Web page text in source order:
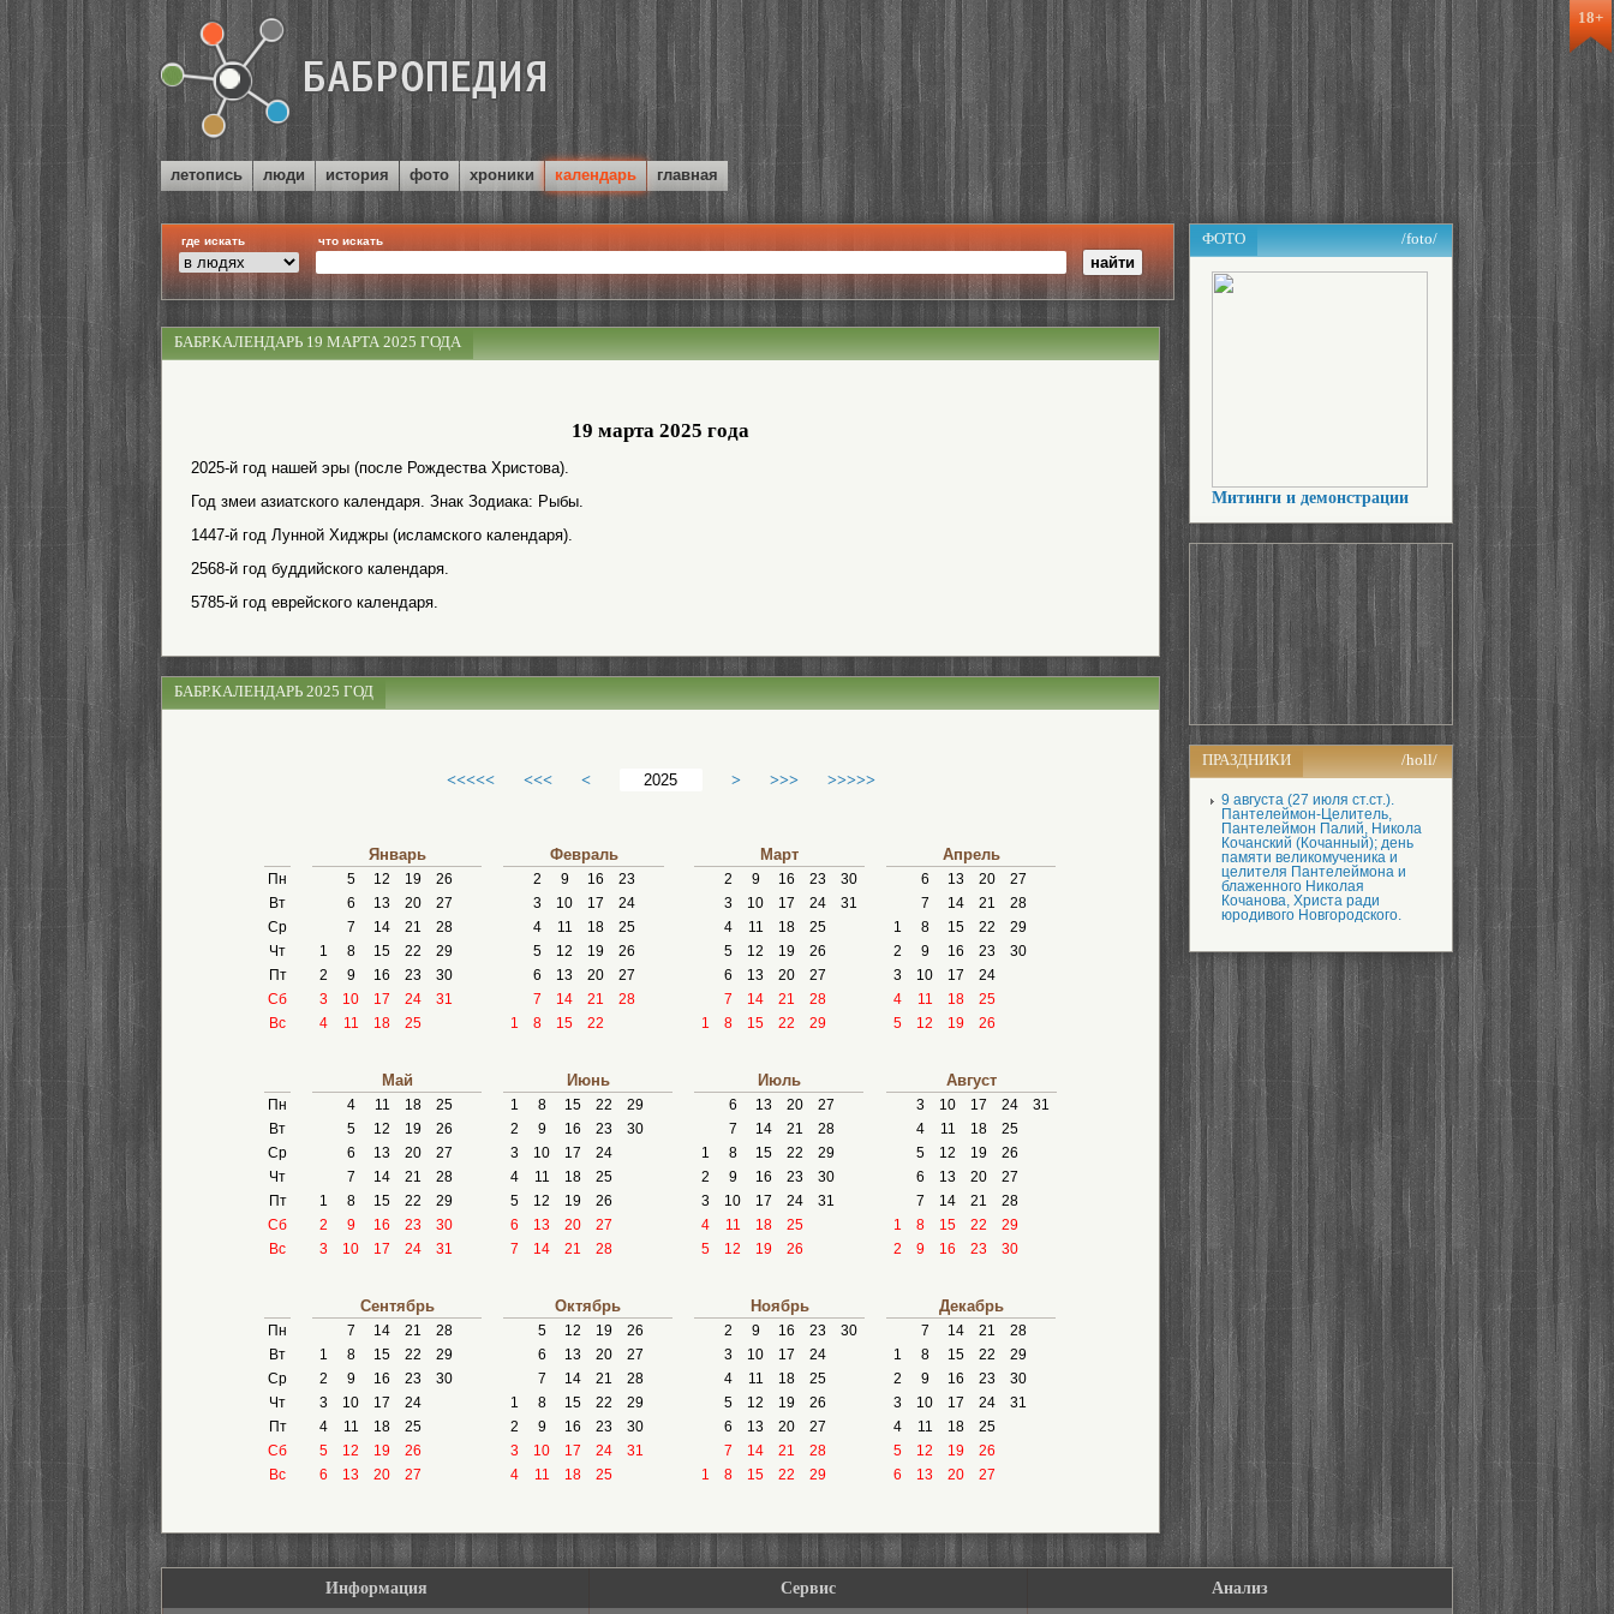
18+
летопись люди история фото хроники календарь главная
где искать что искать ФОТО /foto/
Митинги и демонстрации
ПРАЗДНИКИ /holl/
9 августа (27 июля ст.ст.).
Пантелеймон-Целитель,
Пантелеймон Палий, Никола
Кочанский (Кочанный); день
памяти великомученика и
целителя Пантелеймона и
блаженного Николая
Кочанова, Христа ради
юродивого Новгородского.
БАБР.КАЛЕНДАРЬ 19 МАРТА 2025 ГОДА
19 марта 2025 года
2025-й год нашей эры (после Рождества Христова).
Год змеи азиатского календаря. Знак Зодиака: Рыбы.
1447-й год Лунной Хиджры (исламского календаря).
2568-й год буддийского календаря.
5785-й год еврейского календаря.
БАБР.КАЛЕНДАРЬ 2025 ГОД
<<<<< <<< < > >>> >>>>>
Пн
Вт
Ср
Чт
Пт
Сб
Вс
Январь
5 12 19
26
6
13 20
27
7
14 21
28
1
8 15 22
29
2
9 16 23
30
3
10 17 24
31
4
11 18 25
Февраль
2 9 16
23
3
10 17
24
4
11 18
25
5
12 19
26
6
13 20
27
7
14 21
28
1
8 15 22
Март
2 9 16 23
30
3
10 17 24
31
4
11 18
25
5
12 19
26
6
13 20
27
7
14 21
28
1
8 15 22 29
Апрель
6 13 20
27
7
14 21
28
1
8 15 22
29
2
9 16 23
30
3
10 17
24
4
11 18
25
5
12 19 26
Пн
Вт
Ср
Чт
Пт
Сб
Вс
Май
4 11 18
25
5
12 19
26
6
13 20
27
7
14 21
28
1
8 15 22
29
2
9 16 23
30
3
10 17 24 31
Июнь
1 8 15 22
29
2
9 16 23
30
3
10 17
24
4
11 18
25
5
12 19
26
6
13 20
27
7
14 21 28
Июль
6 13 20
27
7
14 21
28
1
8 15 22
29
2
9 16 23
30
3
10 17 24
31
4
11 18
25
5
12 19 26
Август
3 10 17 24
31
4
11 18
25
5
12 19
26
6
13 20
27
7
14 21
28
1
8 15 22
29
2
9 16 23 30
Пн
Вт
Ср
Чт
Пт
Сб
Вс
Сентябрь
7 14 21
28
1
8 15 22
29
2
9 16 23
30
3
10 17
24
4
11 18
25
5
12 19
26
6
13 20 27
Октябрь
5 12 19
26
6
13 20
27
7
14 21
28
1
8 15 22
29
2
9 16 23
30
3
10 17 24
31
4
11 18 25
Ноябрь
2 9 16 23
30
3
10 17
24
4
11 18
25
5
12 19
26
6
13 20
27
7
14 21
28
1
8 15 22 29
Декабрь
7 14 21
28
1
8 15 22
29
2
9 16 23
30
3
10 17 24
31
4
11 18
25
5
12 19
26
6
13 20 27
Информация Сервис Анализ